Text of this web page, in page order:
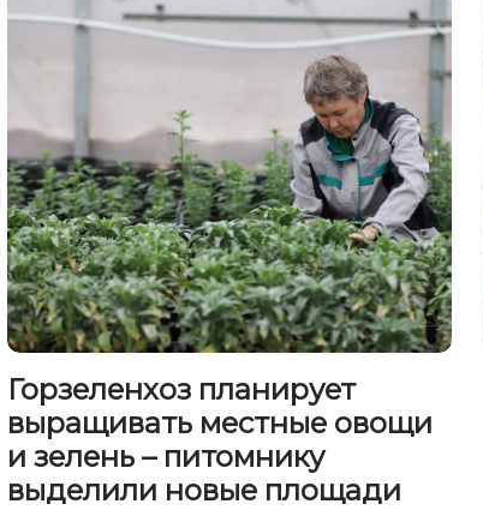
Горзеленхоз планирует
выращивать местные овощи
и зелень – питомнику
выделили новые площади